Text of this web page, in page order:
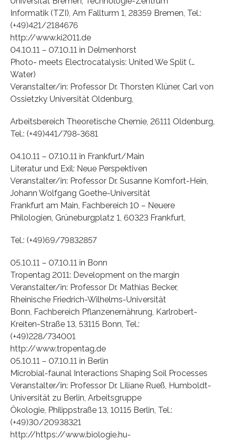
Informatik (TZI), Am Fallturm 1, 28359 Bremen, Tel.:
(+49)421/2184676
http://www.ki2011.de
04.10.11 – 07.10.11 in Delmenhorst
Photo- meets Electrocatalysis: United We Split (…
Water)
Veranstalter/in: Professor Dr. Thorsten Klüner, Carl von
Ossietzky Universität Oldenburg,
Arbeitsbereich Theoretische Chemie, 26111 Oldenburg,
Tel.: (+49)441/798-3681
04.10.11 – 07.10.11 in Frankfurt/Main
Literatur und Exil: Neue Perspektiven
Veranstalter/in: Professor Dr. Susanne Komfort-Hein,
Johann Wolfgang Goethe-Universität
Frankfurt am Main, Fachbereich 10 – Neuere
Philologien, Grüneburgplatz 1, 60323 Frankfurt,
Tel.: (+49)69/79832857
05.10.11 – 07.10.11 in Bonn
Tropentag 2011: Development on the margin
Veranstalter/in: Professor Dr. Mathias Becker,
Rheinische Friedrich-Wilhelms-Universität
Bonn, Fachbereich Pflanzenernährung, Karlrobert-
Kreiten-Straße 13, 53115 Bonn, Tel.:
(+49)228/734001
http://www.tropentag.de
05.10.11 – 07.10.11 in Berlin
Microbial-faunal Interactions Shaping Soil Processes
Veranstalter/in: Professor Dr. Liliane Rueß, Humboldt-
Universität zu Berlin, Arbeitsgruppe
Ökologie, Philippstraße 13, 10115 Berlin, Tel.:
(+49)30/20938321
http://https://www.biologie.hu-